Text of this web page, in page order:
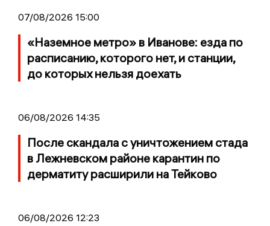
07/08/2026 15:00
«Наземное метро» в Иванове: езда по
расписанию, которого нет, и станции,
до которых нельзя доехать
06/08/2026 14:35
После скандала с уничтожением стада
в Лежневском районе карантин по
дерматиту расширили на Тейково
06/08/2026 12:23